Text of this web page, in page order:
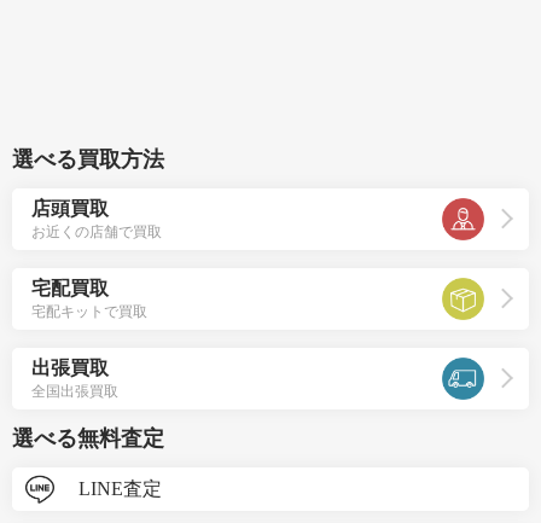
選べる買取方法
店頭買取
お近くの店舗で買取
宅配買取
宅配キットで買取
出張買取
全国出張買取
選べる無料査定
LINE査定